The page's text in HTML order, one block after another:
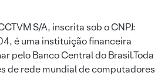
S/A, inscrita sob o CNPJ:
é uma instituição financeira
pelo Banco Central do Brasil.Toda
de rede mundial de computadores